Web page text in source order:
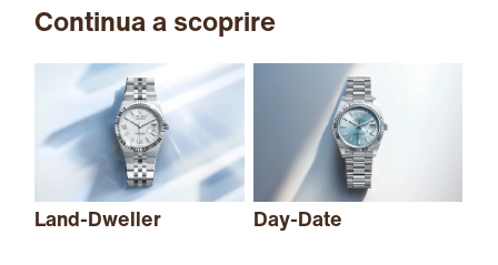
Continua a scoprire
Land-Dweller Day-Date